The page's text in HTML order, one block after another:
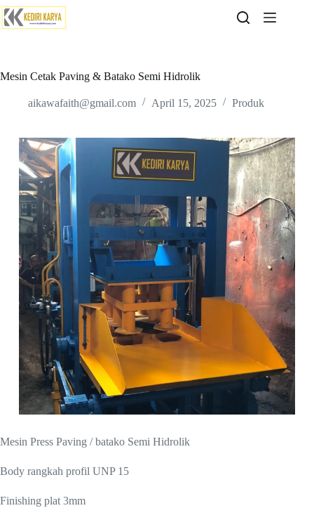
Skip
to
content
Mesin Cetak Paving & Batako Semi Hidrolik
aikawafaith@gmail.com April 15, 2025 Produk
Mesin Press Paving / batako Semi Hidrolik
Body rangkah profil UNP 15
Finishing plat 3mm